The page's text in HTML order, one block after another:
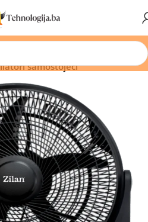
aktuelne akcije 🔥
samostojeći